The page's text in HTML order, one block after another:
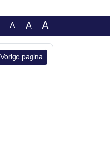
A A A
Vorige pagina